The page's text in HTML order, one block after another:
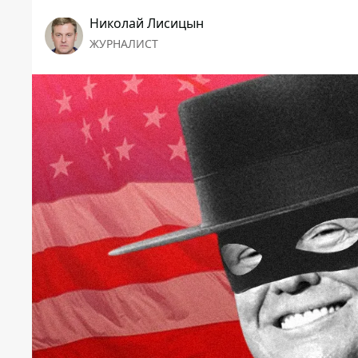
Николай Лисицын
ЖУРНАЛИСТ